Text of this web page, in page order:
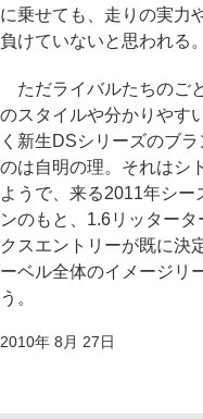
に乗せても、走りの実力
負けていないと思われる。
ただライバルたちのご
のスタイルや分かりやす
く新生DSシリーズのブ
のは自明の理。それはシ
ようで、来る2011年シー
ンのもと、1.6リッター
クスエントリーが既に決
ーベル全体のイメージリ
う。
2010年 8月 27日